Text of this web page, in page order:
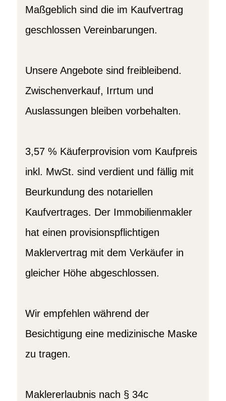
Maßgeblich sind die im Kaufvertrag
geschlossen Vereinbarungen.
Unsere Angebote sind freibleibend.
Zwischenverkauf, Irrtum und
Auslassungen bleiben vorbehalten.
3,57 % Käuferprovision vom Kaufpreis
inkl. MwSt. sind verdient und fällig mit
Beurkundung des notariellen
Kaufvertrages. Der Immobilienmakler
hat einen provisionspflichtigen
Maklervertrag mit dem Verkäufer in
gleicher Höhe abgeschlossen.
Wir empfehlen während der
Besichtigung eine medizinische Maske
zu tragen.
Maklererlaubnis nach § 34c